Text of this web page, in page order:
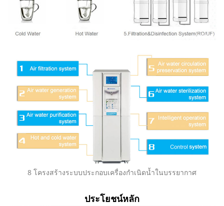
8 โครงสร้างระบบประกอบเครื่องกำเนิดน้ำในบรรยากาศ
ประโยชน์หลัก